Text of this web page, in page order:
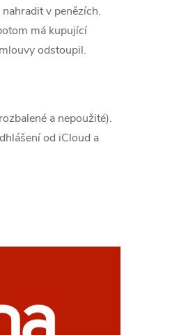
v penězích.
má kupující
odstoupil.
a nepoužité).
od iCloud a